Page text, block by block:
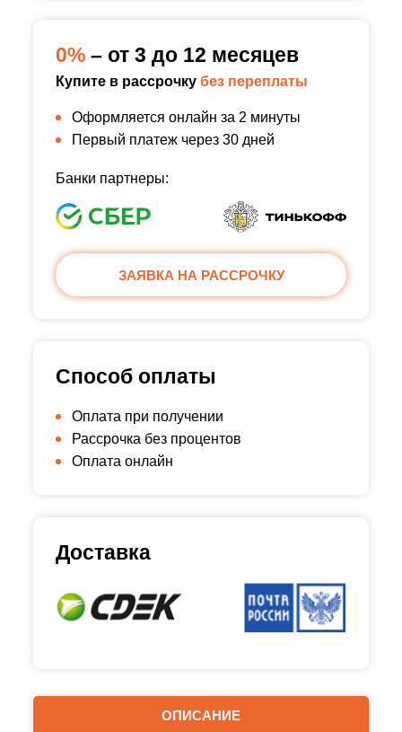
ОПИСАНИЕ
0% – от 3 до 12 месяцев
Купите в рассрочку без переплаты
Оформляется онлайн за 2 минуты
Первый платеж через 30 дней
Банки партнеры:
ЗАЯВКА НА РАССРОЧКУ
Способ оплаты
Оплата при получении
Рассрочка без процентов
Оплата онлайн
Доставка